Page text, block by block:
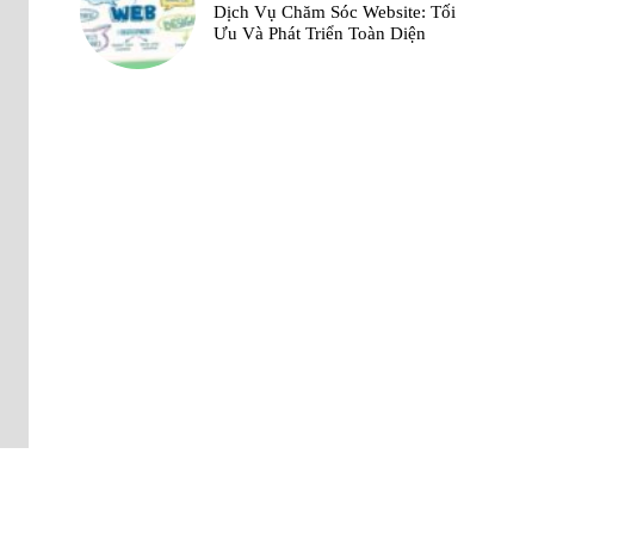
Dịch Vụ Chăm Sóc Website: Tối
Ưu Và Phát Triển Toàn Diện